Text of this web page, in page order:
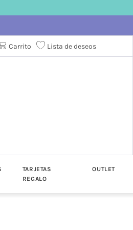
Carrito Lista de deseos
TARJETAS
REGALO
OUTLET